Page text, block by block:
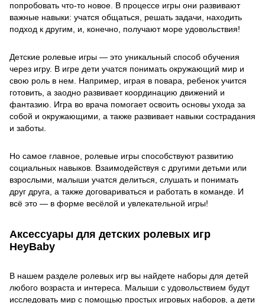
попробовать что-то новое. В процессе игры они развивают
важные навыки: учатся общаться, решать задачи, находить
подход к другим, и, конечно, получают море удовольствия!
Детские ролевые игры — это уникальный способ обучения
через игру. В игре дети учатся понимать окружающий мир и
свою роль в нем. Например, играя в повара, ребенок учится
готовить, а заодно развивает координацию движений и
фантазию. Игра во врача помогает освоить основы ухода за
собой и окружающими, а также развивает навыки сострадания
и заботы.
Но самое главное, ролевые игры способствуют развитию
социальных навыков. Взаимодействуя с другими детьми или
взрослыми, малыши учатся делиться, слушать и понимать
друг друга, а также договариваться и работать в команде. И
всё это — в форме весёлой и увлекательной игры!
Аксессуары для детских ролевых игр
HeyBaby
В нашем разделе ролевых игр вы найдете наборы для детей
любого возраста и интереса. Малыши с удовольствием будут
исследовать мир с помощью простых игровых наборов, а дети